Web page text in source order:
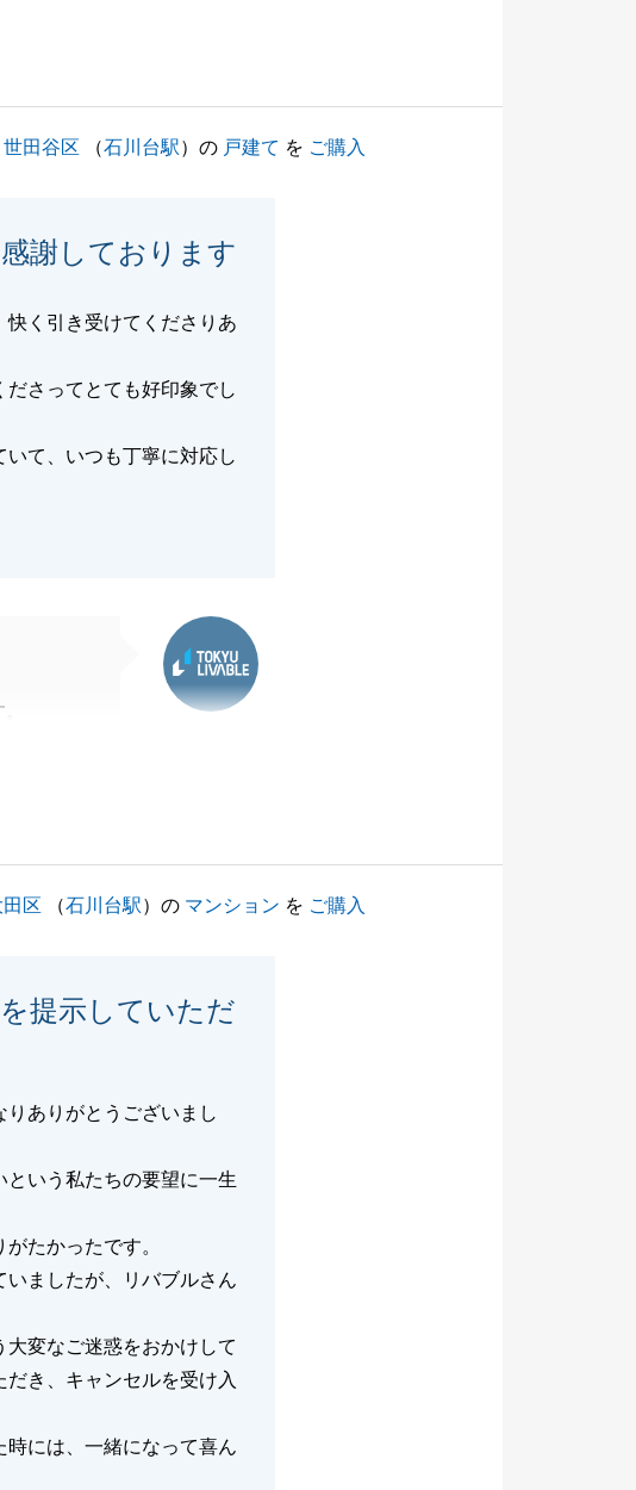
ったか
世田谷区 （石川台駅）の 戸建て を ご購入
謝しております
く引き受けてくださりあ
さってとても好印象でし
て、いつも丁寧に対応し
。
ればと
田区 （石川台駅）の マンション を ご購入
提示していただ
ありがとうございまし
いう私たちの要望に一生
たかったです。
ましたが、リバブルさん
変なご迷惑をおかけして
き、キャンセルを受け入
には、一緒になって喜ん